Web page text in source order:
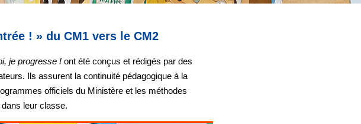
! » du CM1 vers le CM2
je progresse ! ont été conçus et rédigés par des
Ils assurent la continuité pédagogique à la
officiels du Ministère et les méthodes
leur classe.